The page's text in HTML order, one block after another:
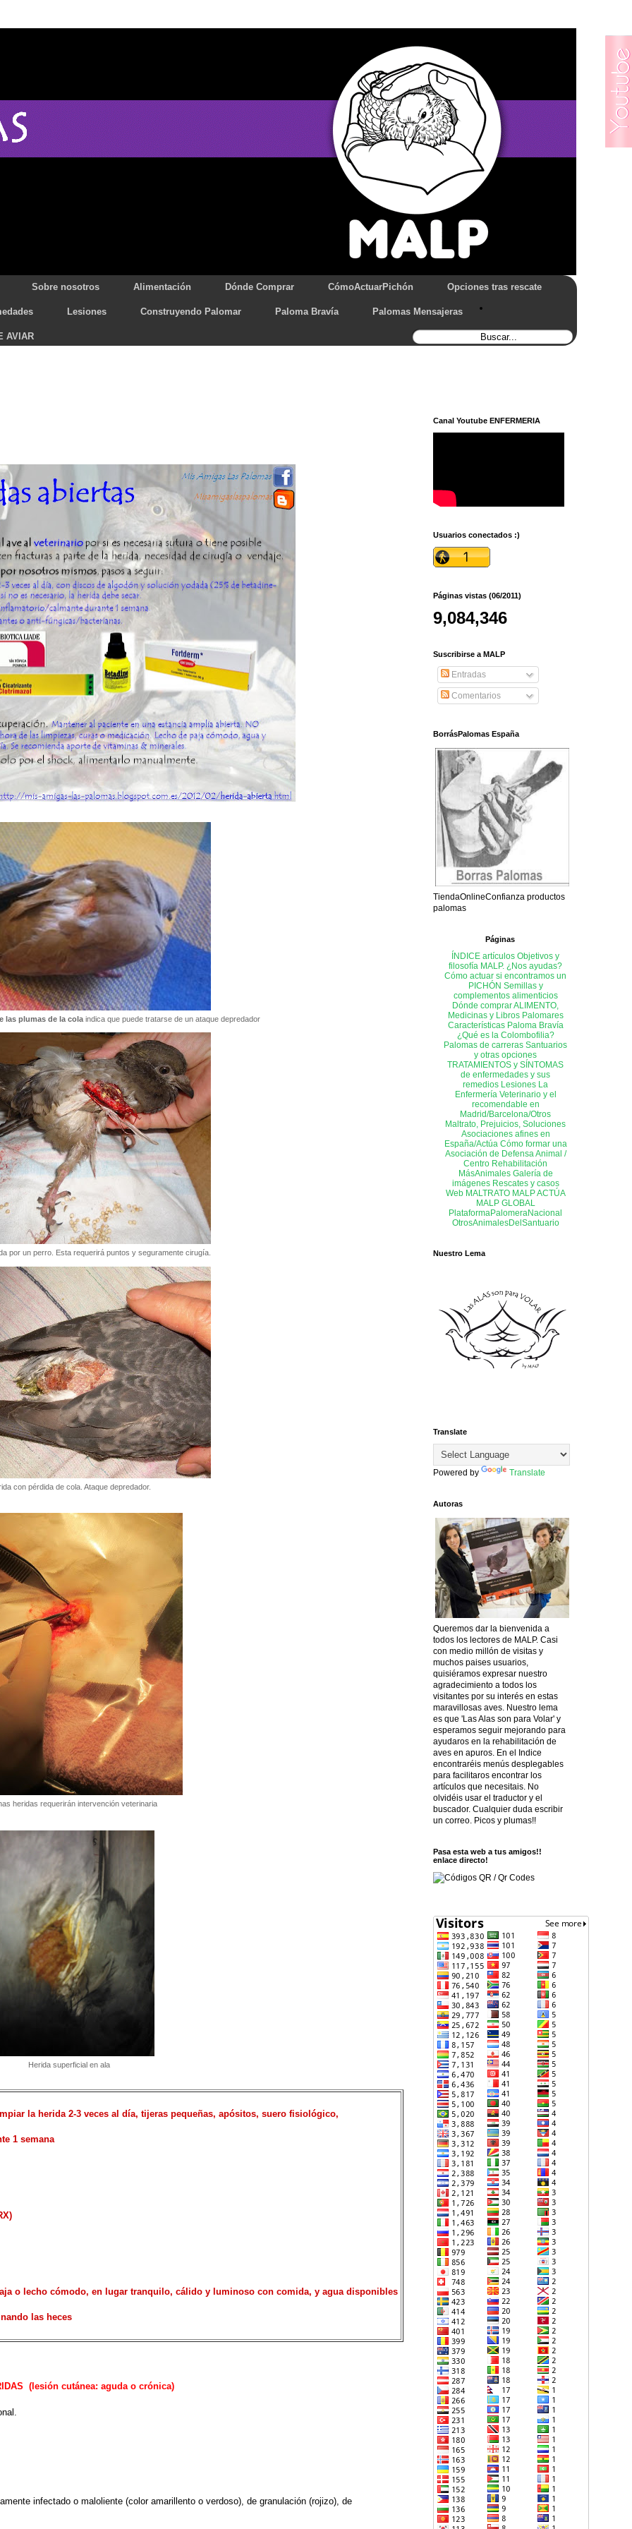
Sobre nosotros Alimentación Dónde Comprar CómoActuarPichón Opciones tras rescate
Lesiones Construyendo Palomar Paloma Bravía Palomas Mensajeras
AVIAR
las plumas de la cola indica que puede tratarse de un ataque depredador
por un perro. Esta requerirá puntos y seguramente cirugía.
con pérdida de cola. Ataque depredador.
heridas requerirán intervención veterinaria
Herida superficial en ala
la herida 2-3 veces al día, tijeras pequeñas, apósitos, suero fisiológico,
1 semana
o lecho cómodo, en lugar tranquilo, cálido y luminoso con comida, y agua disponibles
las heces
(lesión cutánea: aguda o crónica)
infectado o maloliente (color amarillento o verdoso), de granulación (rojizo), de
Canal Youtube ENFERMERIA
Usuarios conectados :)
Páginas vistas (06/2011)
9,084,346
Suscribirse a MALP
Entradas
Comentarios
BorrásPalomas España
TiendaOnlineConfianza productos
palomas
Páginas
ÍNDICE artículos Objetivos y
filosofía MALP. ¿Nos ayudas?
Cómo actuar si encontramos un
PICHÓN Semillas y
complementos alimenticios
Dónde comprar ALIMENTO,
Medicinas y Libros Palomares
Características Paloma Bravía
¿Qué es la Colombofilia?
Palomas de carreras Santuarios
y otras opciones
TRATAMIENTOS y SÍNTOMAS
de enfermedades y sus
remedios Lesiones La
Enfermería Veterinario y el
recomendable en
Madrid/Barcelona/Otros
Maltrato, Prejuicios, Soluciones
Asociaciones afines en
España/Actúa Cómo formar una
Asociación de Defensa Animal /
Centro Rehabilitación
MásAnimales Galería de
imágenes Rescates y casos
Web MALTRATO MALP ACTÚA
MALP GLOBAL
PlataformaPalomeraNacional
OtrosAnimalesDelSantuario
Nuestro Lema
Translate
Powered by Translate
Autoras
Queremos dar la bienvenida a
todos los lectores de MALP. Casi
con medio millón de visitas y
muchos paises usuarios,
quisiéramos expresar nuestro
agradecimiento a todos los
visitantes por su interés en estas
maravillosas aves. Nuestro lema
es que 'Las Alas son para Volar' y
esperamos seguir mejorando para
ayudaros en la rehabilitación de
aves en apuros. En el Indice
encontraréis menús desplegables
para facilitaros encontrar los
artículos que necesitais. No
olvidéis usar el traductor y el
buscador. Cualquier duda escribir
un correo. Picos y plumas!!
Pasa esta web a tus amigos!!
enlace directo!